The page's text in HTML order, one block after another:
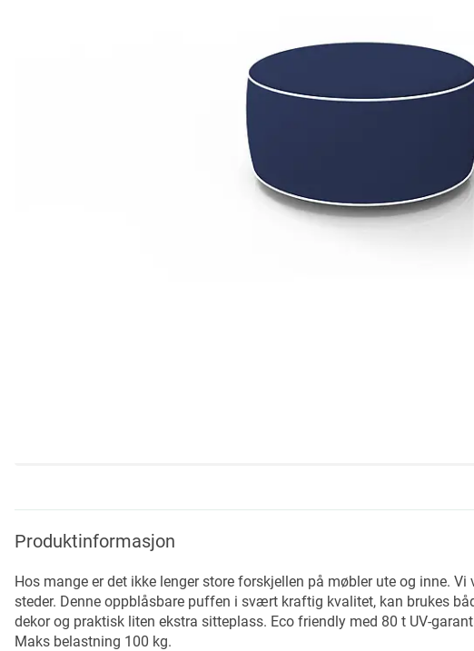
the
beginning
the
images
gallery
Produktinformasjon
Hos mange er det ikke lenger store forskjellen på møbler ute og inne.
steder. Denne oppblåsbare puffen i svært kraftig kvalitet, kan brukes
dekor og praktisk liten ekstra sitteplass. Eco friendly med 80 t UV-
Maks belastning 100 kg.